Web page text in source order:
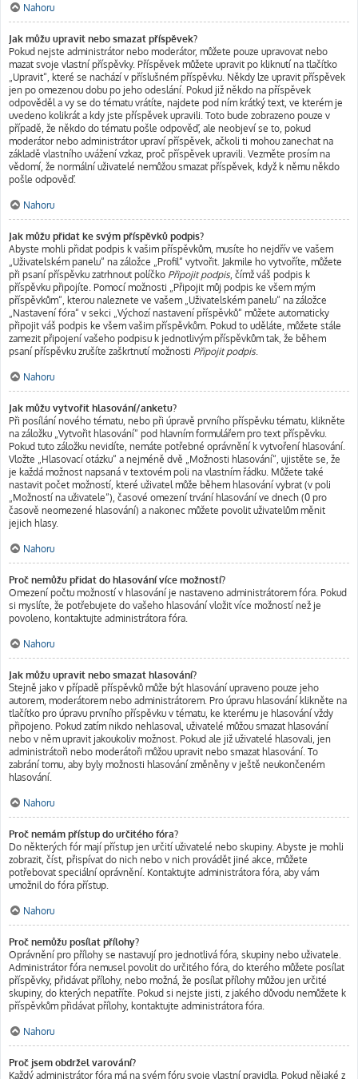
Nahoru
Jak můžu upravit nebo smazat příspěvek?
Pokud nejste administrátor nebo moderátor, můžete pouze upravovat nebo
mazat svoje vlastní příspěvky. Příspěvek můžete upravit po kliknutí na tlačítko
„Upravit“, které se nachází v příslušném příspěvku. Někdy lze upravit příspěvek
jen po omezenou dobu po jeho odeslání. Pokud již někdo na příspěvek
odpověděl a vy se do tématu vrátíte, najdete pod ním krátký text, ve kterém je
uvedeno kolikrát a kdy jste příspěvek upravili. Toto bude zobrazeno pouze v
případě, že někdo do tématu pošle odpověď, ale neobjeví se to, pokud
moderátor nebo administrátor upraví příspěvek, ačkoli ti mohou zanechat na
základě vlastního uvážení vzkaz, proč příspěvek upravili. Vezměte prosím na
vědomí, že normální uživatelé nemůžou smazat příspěvek, když k němu někdo
pošle odpověď.
Nahoru
Jak můžu přidat ke svým příspěvků podpis?
Abyste mohli přidat podpis k vašim příspěvkům, musíte ho nejdřív ve vašem
„Uživatelském panelu“ na záložce „Profil“ vytvořit. Jakmile ho vytvoříte, můžete
při psaní příspěvku zatrhnout políčko Připojit podpis, čímž váš podpis k
příspěvku připojíte. Pomocí možnosti „Připojit můj podpis ke všem mým
příspěvkům“, kterou naleznete ve vašem „Uživatelském panelu“ na záložce
„Nastavení fóra“ v sekci „Výchozí nastavení příspěvků“ můžete automaticky
připojit váš podpis ke všem vašim příspěvkům. Pokud to uděláte, můžete stále
zamezit připojení vašeho podpisu k jednotlivým příspěvkům tak, že během
psaní příspěvku zrušíte zaškrtnutí možnosti Připojit podpis.
Nahoru
Jak můžu vytvořit hlasování/anketu?
Při posílání nového tématu, nebo při úpravě prvního příspěvku tématu, klikněte
na záložku „Vytvořit hlasování“ pod hlavním formulářem pro text příspěvku.
Pokud tuto záložku nevidíte, nemáte potřebné oprávnění k vytvoření hlasování.
Vložte „Hlasovací otázku“ a nejméně dvě „Možnosti hlasování“, ujistěte se, že
je každá možnost napsaná v textovém poli na vlastním řádku. Můžete také
nastavit počet možností, které uživatel může během hlasování vybrat (v poli
„Možností na uživatele“), časové omezení trvání hlasování ve dnech (0 pro
časově neomezené hlasování) a nakonec můžete povolit uživatelům měnit
jejich hlasy.
Nahoru
Proč nemůžu přidat do hlasování více možností?
Omezení počtu možností v hlasování je nastaveno administrátorem fóra. Pokud
si myslíte, že potřebujete do vašeho hlasování vložit více možností než je
povoleno, kontaktujte administrátora fóra.
Nahoru
Jak můžu upravit nebo smazat hlasování?
Stejně jako v případě příspěvků může být hlasování upraveno pouze jeho
autorem, moderátorem nebo administrátorem. Pro úpravu hlasování klikněte na
tlačítko pro úpravu prvního příspěvku v tématu, ke kterému je hlasování vždy
připojeno. Pokud zatím nikdo nehlasoval, uživatelé můžou smazat hlasování
nebo v něm upravit jakoukoliv možnost. Pokud ale již uživatelé hlasovali, jen
administrátoři nebo moderátoři můžou upravit nebo smazat hlasování. To
zabrání tomu, aby byly možnosti hlasování změněny v ještě neukončeném
hlasování.
Nahoru
Proč nemám přístup do určitého fóra?
Do některých fór mají přístup jen určití uživatelé nebo skupiny. Abyste je mohli
zobrazit, číst, přispívat do nich nebo v nich provádět jiné akce, můžete
potřebovat speciální oprávnění. Kontaktujte administrátora fóra, aby vám
umožnil do fóra přístup.
Nahoru
Proč nemůžu posílat přílohy?
Oprávnění pro přílohy se nastavují pro jednotlivá fóra, skupiny nebo uživatele.
Administrátor fóra nemusel povolit do určitého fóra, do kterého můžete posílat
příspěvky, přidávat přílohy, nebo možná, že posílat přílohy můžou jen určité
skupiny, do kterých nepatříte. Pokud si nejste jisti, z jakého důvodu nemůžete k
příspěvkům přidávat přílohy, kontaktujte administrátora fóra.
Nahoru
Proč jsem obdržel varování?
Každý administrátor fóra má na svém fóru svoje vlastní pravidla. Pokud nějaké z